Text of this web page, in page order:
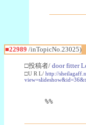
■22989 /inTopicNo.23025)
□投稿者/ door fitter
□U R L/ http://
%%